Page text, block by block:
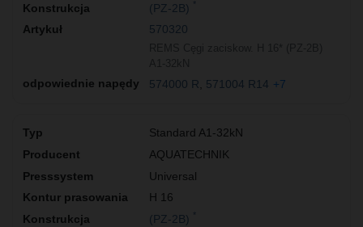
(PZ-2B)
570320
574000 R 571004 R14 +7
Standard A1-32kN
AQUATECHNIK
Universal
H 16
(PZ-2B)